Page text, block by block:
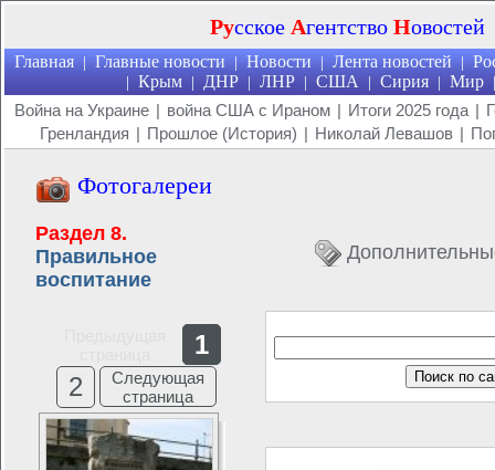
Русское Агентство Новостей
Главная | Главные новости | Новости | Лента новостей |
| Крым | ДНР | ЛНР | США | Сирия | Мир |
Война на Украине | война США с Ираном | Итоги 2025 года |
Гренландия | Прошлое (История) | Николай Левашов |
Фотогалереи
Раздел 8.
Правильное
воспитание
1
2
Следующая
страница